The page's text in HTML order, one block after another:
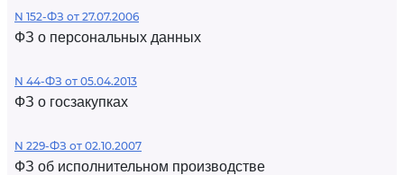
N 152-ФЗ от 27.07.2006
ФЗ о персональных данных
N 44-ФЗ от 05.04.2013
ФЗ о госзакупках
N 229-ФЗ от 02.10.2007
ФЗ об исполнительном производстве